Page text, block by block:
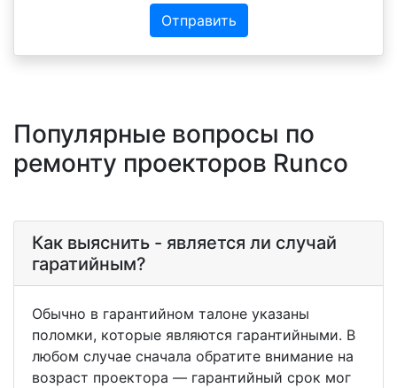
Отправить
Популярные вопросы по
ремонту проекторов Runco
Как выяснить - является ли случай
гаратийным?
Обычно в гарантийном талоне указаны
поломки, которые являются гарантийными. В
любом случае сначала обратите внимание на
возраст проектора — гарантийный срок мог